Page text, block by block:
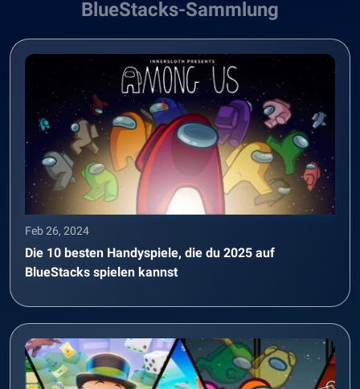
BlueStacks-Sammlung
Feb 26, 2024
Die 10 besten Handyspiele, die du 2025 auf
BlueStacks spielen kannst